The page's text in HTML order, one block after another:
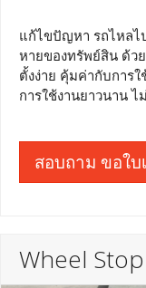
แก้ไขปัญหา รถไหลไ
หายของทรัพย์สิน ด้ว
ตั้งง่าย คุ้มค่ากับการ
การใช้งานยาวนาน ไ
สอบถาม ขอใบ
Wheel